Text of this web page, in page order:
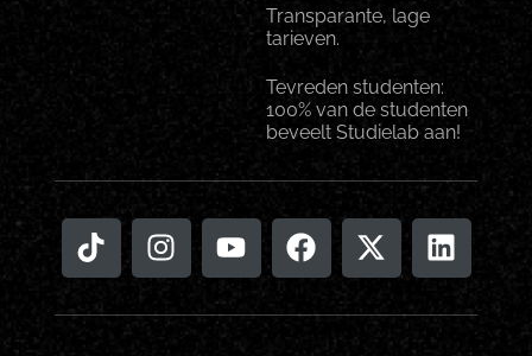
Transparante, lage
tarieven.
Tevreden studenten:
100% van de studenten
beveelt Studielab aan!